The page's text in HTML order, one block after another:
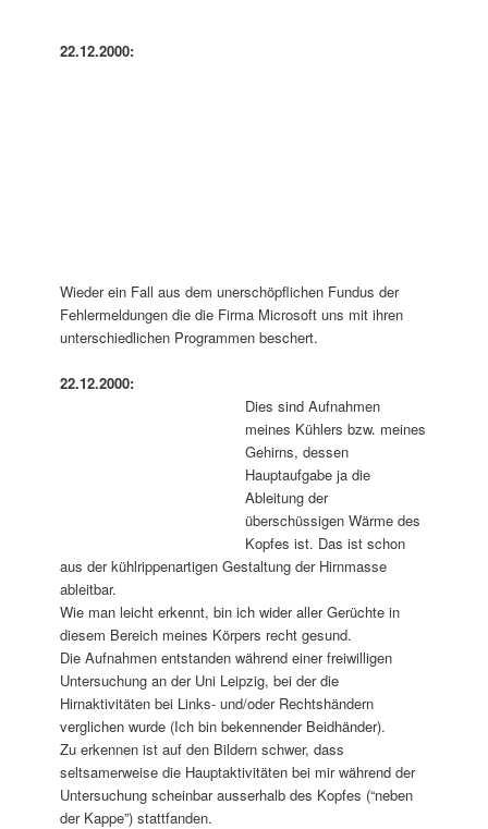
22.12.2000:
Wieder ein Fall aus dem unerschöpflichen Fundus der
Fehlermeldungen die die Firma Microsoft uns mit ihren
unterschiedlichen Programmen beschert.
22.12.2000:
Dies sind Aufnahmen
meines Kühlers bzw. meines
Gehirns, dessen
Hauptaufgabe ja die
Ableitung der
überschüssigen Wärme des
Kopfes ist. Das ist schon
aus der kühlrippenartigen Gestaltung der Hirnmasse
ableitbar.
Wie man leicht erkennt, bin ich wider aller Gerüchte in
diesem Bereich meines Körpers recht gesund.
Die Aufnahmen entstanden während einer freiwilligen
Untersuchung an der Uni Leipzig, bei der die
Hirnaktivitäten bei Links- und/oder Rechtshändern
verglichen wurde (Ich bin bekennender Beidhänder).
Zu erkennen ist auf den Bildern schwer, dass
seltsamerweise die Hauptaktivitäten bei mir während der
Untersuchung scheinbar ausserhalb des Kopfes (“neben
der Kappe”) stattfanden.